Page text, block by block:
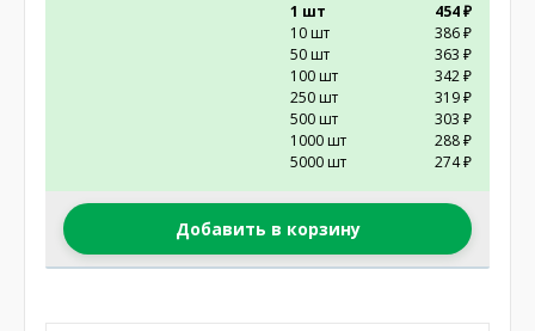
1 шт
454 ₽
10 шт
386 ₽
50 шт
363 ₽
100 шт
342 ₽
250 шт
319 ₽
500 шт
303 ₽
1000 шт
288 ₽
5000 шт
274 ₽
Добавить в корзину